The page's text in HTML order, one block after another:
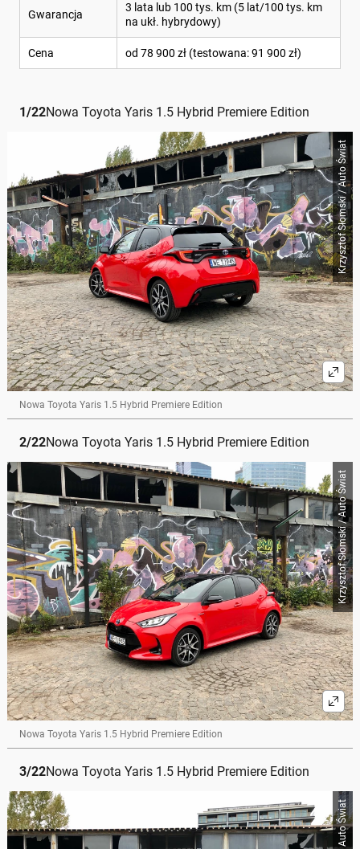
Gwarancja
3 lata lub 100 tys. km (5 lat/100 tys. km
na ukł. hybrydowy)
Cena od 78 900 zł (testowana: 91 900 zł)
1/22Nowa Toyota Yaris 1.5 Hybrid Premiere Edition
Krzysztof Słomski / Auto Świat
Nowa Toyota Yaris 1.5 Hybrid Premiere Edition
2/22Nowa Toyota Yaris 1.5 Hybrid Premiere Edition
Krzysztof Słomski / Auto Świat
Nowa Toyota Yaris 1.5 Hybrid Premiere Edition
3/22Nowa Toyota Yaris 1.5 Hybrid Premiere Edition